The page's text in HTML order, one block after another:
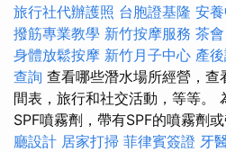
旅行社代辦護照 台胞證基隆 安
撥筋專業教學 新竹按摩服務 茶會
身體放鬆按摩 新竹月子中心 產
查詢 查看哪些潛水場所經營，
間表，旅行和社交活動，等等。
SPF噴霧劑，帶有SPF的噴霧劑
廳設計 居家打掃 菲律賓簽證 牙